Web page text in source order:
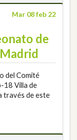
Mar 08 feb 22
de
del Comité
18 Villa de
través de este